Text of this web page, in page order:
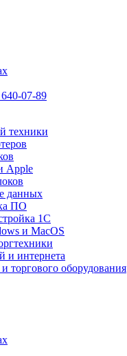
07-89
техники
Apple
данных
ПО
1С
и MacOS
и интернета
торгового оборудования